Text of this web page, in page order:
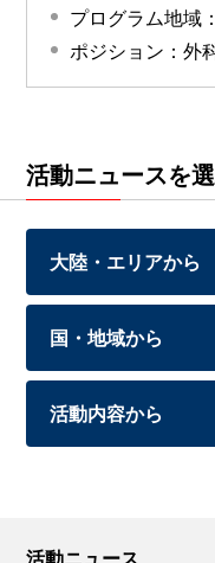
プログラム地域
ポジション：外
活動ニュースを